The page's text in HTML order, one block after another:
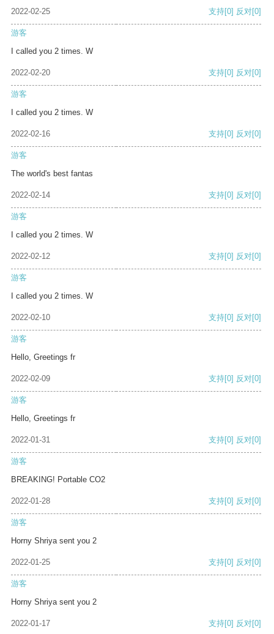
2022-02-25 支持[0] 反对[0]
游客
I called you 2 times. W
2022-02-20 支持[0] 反对[0]
游客
I called you 2 times. W
2022-02-16 支持[0] 反对[0]
游客
The world's best fantas
2022-02-14 支持[0] 反对[0]
游客
I called you 2 times. W
2022-02-12 支持[0] 反对[0]
游客
I called you 2 times. W
2022-02-10 支持[0] 反对[0]
游客
Hello, Greetings fr
2022-02-09 支持[0] 反对[0]
游客
Hello, Greetings fr
2022-01-31 支持[0] 反对[0]
游客
BREAKING! Portable CO2
2022-01-28 支持[0] 反对[0]
游客
Horny Shriya sent you 2
2022-01-25 支持[0] 反对[0]
游客
Horny Shriya sent you 2
2022-01-17 支持[0] 反对[0]